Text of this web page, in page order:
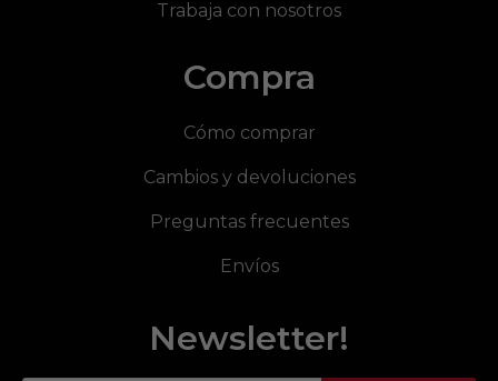
Trabaja con nosotros
Compra
Cómo comprar
Cambios y devoluciones
Preguntas frecuentes
Envíos
Newsletter!